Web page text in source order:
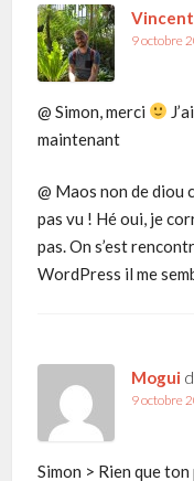
Vincent
9 octobre
@ Simon, merci
maintenant
@ Maos non de diou
pas vu ! Hé oui, je
pas. On s’est
WordPress il me
Mogui
9 octobre
Simon > Rien que